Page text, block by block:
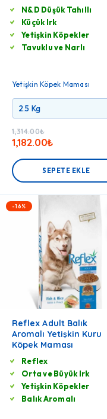
N&D Düşük Tahıllı
Küçük Irk
Yetişkin Köpekler
Tavuklu ve Narlı
Yetişkin Köpek Maması
1,314.00₺
1,182.00₺
SEPETE EKLE
-16%
Reflex Adult Balık
Aromalı Yetişkin Kuru
Köpek Maması
Reflex
Orta ve Büyük Irk
Yetişkin Köpekler
Balık Aromalı